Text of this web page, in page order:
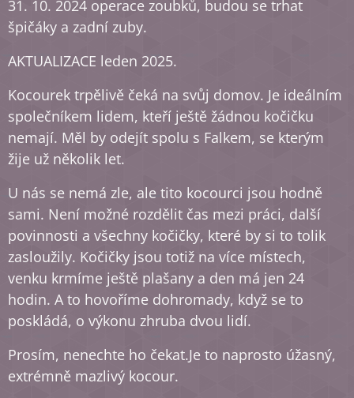
31. 10. 2024 operace zoubků, budou se trhat
špičáky a zadní zuby.
AKTUALIZACE leden 2025.
Kocourek trpělivě čeká na svůj domov. Je ideálním
společníkem lidem, kteří ještě žádnou kočičku
nemají. Měl by odejít spolu s Falkem, se kterým
žije už několik let.
U nás se nemá zle, ale tito kocourci jsou hodně
sami. Není možné rozdělit čas mezi práci, další
povinnosti a všechny kočičky, které by si to tolik
zasloužily. Kočičky jsou totiž na více místech,
venku krmíme ještě plašany a den má jen 24
hodin. A to hovoříme dohromady, když se to
poskládá, o výkonu zhruba dvou lidí.
Prosím, nenechte ho čekat.Je to naprosto úžasný,
extrémně mazlivý kocour.